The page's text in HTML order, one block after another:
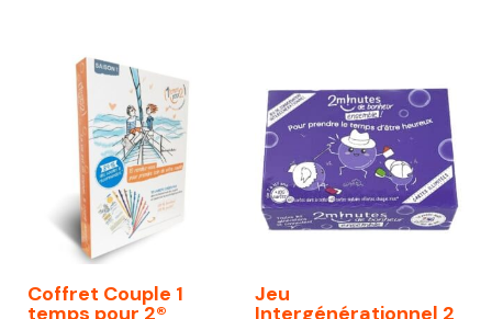
74,00€.67,00€.
Coffret Couple 1
temps pour 2®
Jeu
Intergénérationnel 2